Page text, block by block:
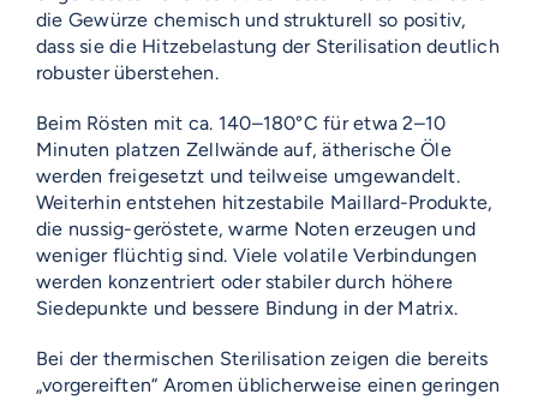
die Gewürze chemisch und strukturell so positiv,
dass sie die Hitzebelastung der Sterilisation deutlich
robuster überstehen.
Beim Rösten mit ca. 140–180°C für etwa 2–10
Minuten platzen Zellwände auf, ätherische Öle
werden freigesetzt und teilweise umgewandelt.
Weiterhin entstehen hitzestabile Maillard-Produkte,
die nussig-geröstete, warme Noten erzeugen und
weniger flüchtig sind. Viele volatile Verbindungen
werden konzentriert oder stabiler durch höhere
Siedepunkte und bessere Bindung in der Matrix.
Bei der thermischen Sterilisation zeigen die bereits
„vorgereiften“ Aromen üblicherweise einen geringen